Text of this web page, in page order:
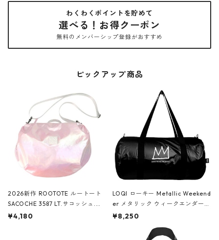
わくわくポイントを貯めて
選べる！お得クーポン
無料のメンバーシップ登録がおすすめ
ピックアップ商品
2026新作 ROOTOTE ルートート
SACOCHE 3587 LT.サコッシュ.ル
ミエ-B ショルダーバッグ グロスピ
¥4,180
LOQI ローキー Metallic Weekend
er メタリック ウィークエンダー
ボストンバッグ ショルダーバッグ
Black ジャン=ミッシェル・バスキ
¥8,250